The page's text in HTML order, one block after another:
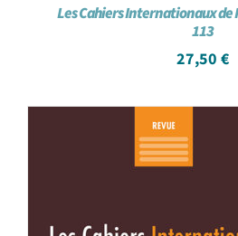
Les Cahiers Internationaux de
113
27,50 €